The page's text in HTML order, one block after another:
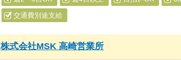
交通費別途支給
株式会社MSK 高崎営業所